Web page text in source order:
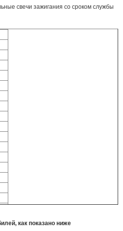
свечи зажигания со сроком службы
как показано ниже